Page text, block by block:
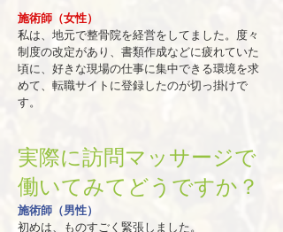
施術師（女性）
私は、地元で整骨院を経営をしてました。度々
制度の改定があり、書類作成などに疲れていた
頃に、好きな現場の仕事に集中できる環境を求
めて、転職サイトに登録したのが切っ掛けで
す。
実際に訪問マッサージで
働いてみてどうですか？
施術師（男性）
初めは、ものすごく緊張しました。